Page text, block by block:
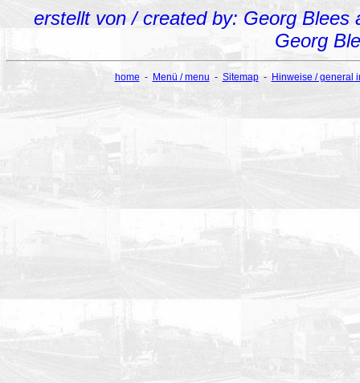
erstellt von / created by: Georg Blees
Georg
home- Menü / menu - Sitemap- Hinweise / general